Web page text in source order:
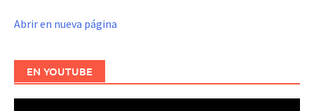
Abrir en nueva página
EN YOUTUBE